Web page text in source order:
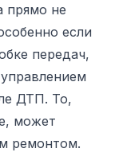
прямо не
если
передач,
ДТП. То,
может
ремонтом.